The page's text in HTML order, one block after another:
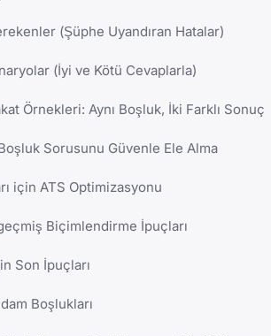
(Şüphe Uyandıran Hatalar)
(İyi ve Kötü Cevaplarla)
Örnekleri: Aynı Boşluk, İki Farklı Sonuç
Sorusunu Güvenle Ele Alma
için ATS Optimizasyonu
Biçimlendirme İpuçları
Son İpuçları
Boşlukları